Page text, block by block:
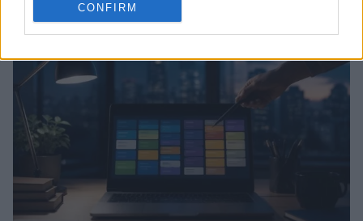
CONFIRM
Andrea Conforti · 8 Ago 2026